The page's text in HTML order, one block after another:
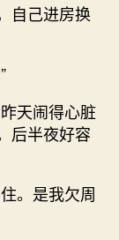
己进房换
天闹得心脏
后半夜好容
。是我欠周